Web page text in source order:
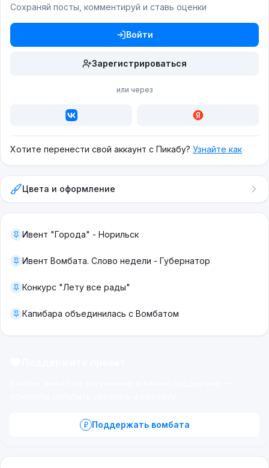
Сохраняй посты, комментируй и ставь оценки
Войти
Зарегистрироваться
или через
Хотите перенести свой аккаунт с Пикабу? Узнайте как
Цвета и оформление
Ивент "Города" - Норильск
Ивент Вомбата. Слово недели - Губернатор
Конкурс "Лету все рады"
Капибара объединилась с Вомбатом
Поддержать вомбата